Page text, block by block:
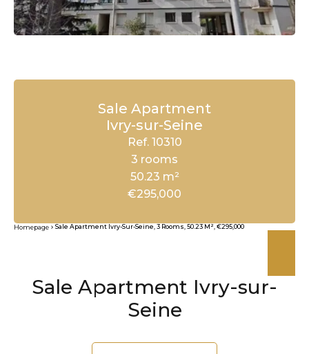
Sale Apartment
Ivry-sur-Seine
Ref. 10310
3 rooms
50.23 m²
€295,000
Homepage Sale Apartment Ivry-Sur-Seine, 3 Rooms, 50.23 M², €295,000
Sale Apartment Ivry-sur-
Seine